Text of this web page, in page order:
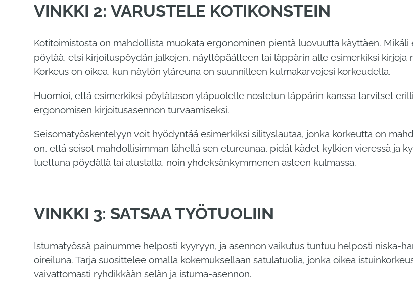
VINKKI 2: VARUSTELE KOTIKONSTEIN
Kotitoimistosta on mahdollista muokata ergonominen pientä luovuutta käyttäen. Mikäli
pöytää, etsi kirjoituspöydän jalkojen, näyttöpäätteen tai läppärin alle esimerkiksi kirjoja
Korkeus on oikea, kun näytön yläreuna on suunnilleen kulmakarvojesi korkeudella.
Huomioi, että esimerkiksi pöytätason yläpuolelle nostetun läppärin kanssa tarvitset
ergonomisen kirjoitusasennon turvaamiseksi.
Seisomatyöskentelyyn voit hyödyntää esimerkiksi silityslautaa, jonka korkeutta on
on, että seisot mahdollisimman lähellä sen etureunaa, pidät kädet kylkien vieressä ja
tuettuna pöydällä tai alustalla, noin yhdeksänkymmenen asteen kulmassa.
VINKKI 3: SATSAA TYÖTUOLIIN
Istumatyössä painumme helposti kyyryyn, ja asennon vaikutus tuntuu helposti niska-
oireiluna. Tarja suosittelee omalla kokemuksellaan satulatuolia, jonka oikea
vaivattomasti ryhdikkään selän ja istuma-asennon.